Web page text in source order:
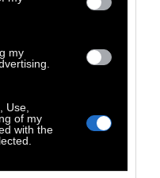
my
Use,
of my
with the
κόσμο, οι
ξορκιστεί τόσο ως
και η θρησκεία
και κάστες
και
για θρησκεία